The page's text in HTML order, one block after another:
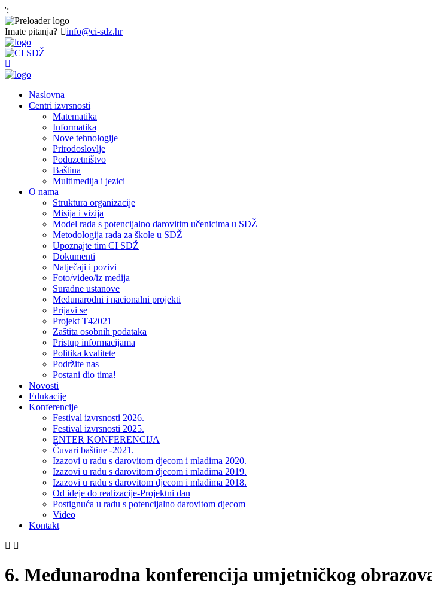
';
Imate pitanja? info@ci-sdz.hr
Naslovna
Centri izvrsnosti
Matematika
Informatika
Nove tehnologije
Prirodoslovlje
Poduzetništvo
Baština
Multimedija i jezici
O nama
Struktura organizacije
Misija i vizija
Model rada s potencijalno darovitim učenicima u SDŽ
Metodologija rada za škole u SDŽ
Upoznajte tim CI SDŽ
Dokumenti
Natječaji i pozivi
Foto/video/iz medija
Suradne ustanove
Međunarodni i nacionalni projekti
Prijavi se
Projekt T42021
Zaštita osobnih podataka
Pristup informacijama
Politika kvalitete
Podržite nas
Postani dio tima!
Novosti
Edukacije
Konferencije
Festival izvrsnosti 2026.
Festival izvrsnosti 2025.
ENTER KONFERENCIJA
Čuvari baštine -2021.
Izazovi u radu s darovitom djecom i mladima 2020.
Izazovi u radu s darovitom djecom i mladima 2019.
Izazovi u radu s darovitom djecom i mladima 2018.
Od ideje do realizacije-Projektni dan
Postignuća u radu s potencijalno darovitom djecom
Video
Kontakt
6. Međunarodna konferencija umjetničkog